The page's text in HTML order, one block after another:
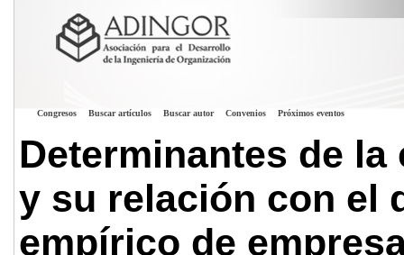
Congresos Buscar artículos Buscar autor Convenios Próximos eventos
Determinantes de
y su relación con el
empírico de